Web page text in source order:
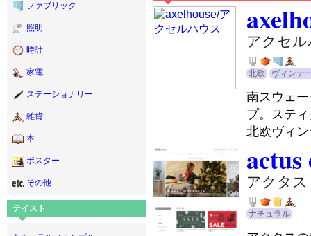
ファブリック
照明
時計
家電
ステーショナリー
雑貨
本
ポスター
その他
テイスト
アクセ
北欧 ヴィンテ
南スウェ
プ。ステ
北欧ヴィ
アクタ
ナチュラル